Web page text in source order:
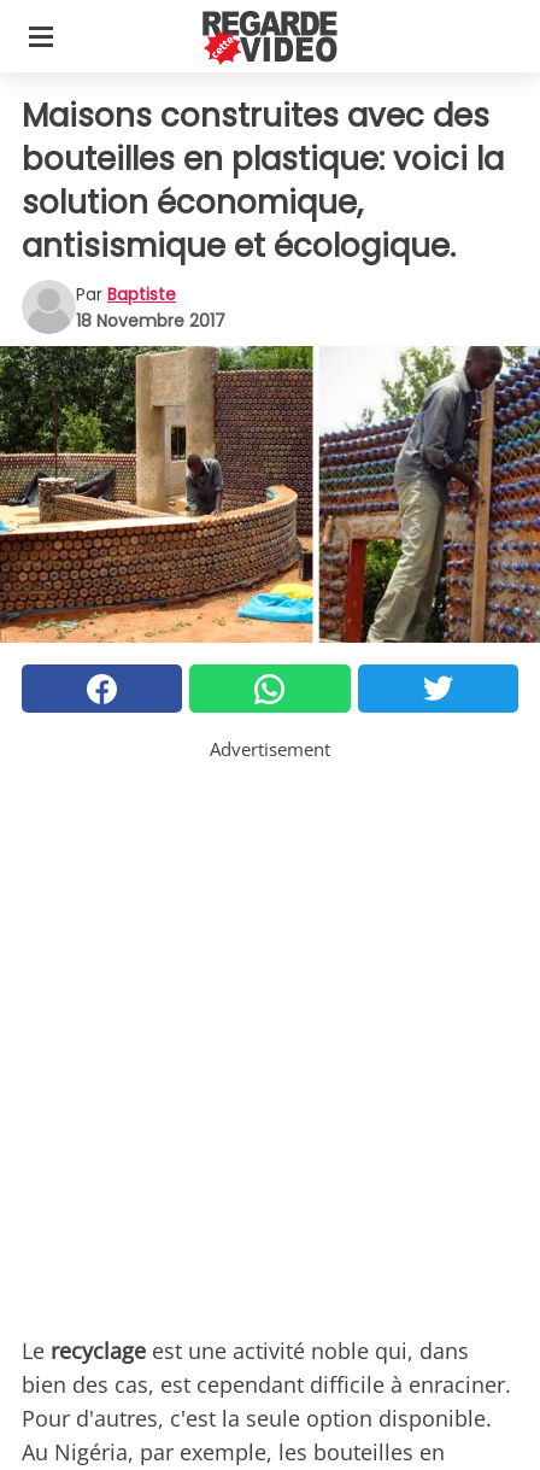
Maisons construites avec des
bouteilles en plastique: voici la
solution économique,
antisismique et écologique.
Par Baptiste
18 Novembre 2017
Advertisement
Le recyclage est une activité noble qui, dans
bien des cas, est cependant difficile à enraciner.
Pour d'autres, c'est la seule option disponible.
Au Nigéria, par exemple, les bouteilles en